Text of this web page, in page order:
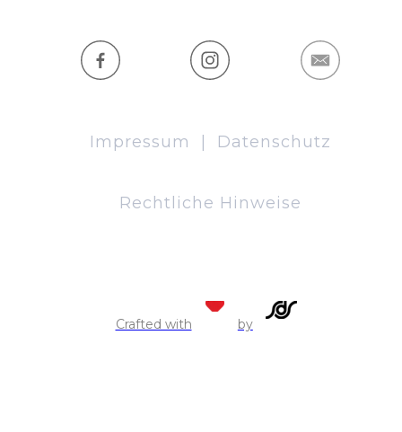
Impressum | Datenschutz
Rechtliche Hinweise
Crafted with by